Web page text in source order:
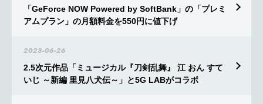
「GeForce NOW Powered by SoftBank」の「プレミ
アムプラン」の月額料金を550円に値下げ
2023-06-26
2.5次元作品「ミュージカル『刀剣乱舞』 江 おん すて
いじ ～新編 里見八犬伝～」と5G LABがコラボ